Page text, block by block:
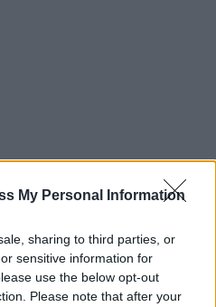
My Personal Information
sharing to third parties, or
sensitive information for
use the below opt-out
Please note that after your